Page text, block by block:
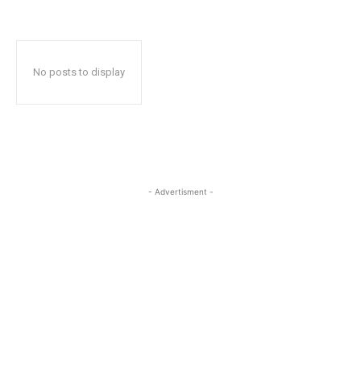
No posts to display
- Advertisment -